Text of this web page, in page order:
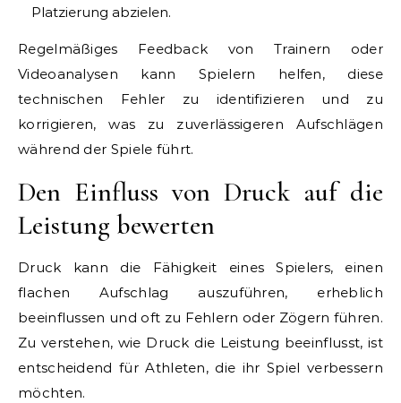
Platzierung abzielen.
Regelmäßiges Feedback von Trainern oder
Videoanalysen kann Spielern helfen, diese
technischen Fehler zu identifizieren und zu
korrigieren, was zu zuverlässigeren Aufschlägen
während der Spiele führt.
Den Einfluss von Druck auf die
Leistung bewerten
Druck kann die Fähigkeit eines Spielers, einen
flachen Aufschlag auszuführen, erheblich
beeinflussen und oft zu Fehlern oder Zögern führen.
Zu verstehen, wie Druck die Leistung beeinflusst, ist
entscheidend für Athleten, die ihr Spiel verbessern
möchten.